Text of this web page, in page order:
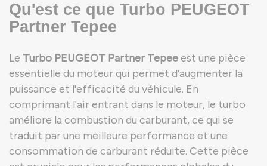
Qu'est ce que Turbo PEUGEOT
Partner Tepee
Le Turbo PEUGEOT Partner Tepeeest une pièce
essentielle du moteur qui permet d'augmenter la
puissance et l'efficacité du véhicule. En
comprimant l'air entrant dans le moteur, le turbo
améliore la combustion du carburant, ce qui se
traduit par une meilleure performance et une
consommation de carburant réduite. Cette pièce